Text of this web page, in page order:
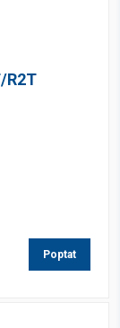
R2T
Poptat